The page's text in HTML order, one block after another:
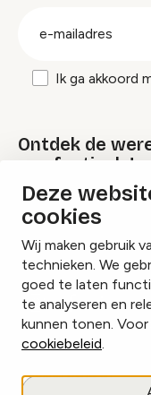
Deze
cookies
Wij maken gebruik
technieken. We
goed te laten
te analyseren en
kunnen tonen.
cookiebeleid.
Ik ga akkoord
Ontdek de
van festivals!
Lees
InstagramFacebook
Cookies beheren